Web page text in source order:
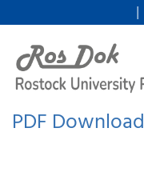
goto contents
PDF Download